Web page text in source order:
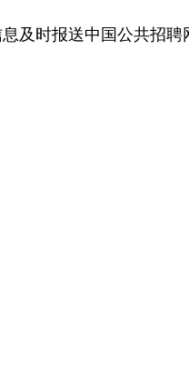
及时报送中国公共招